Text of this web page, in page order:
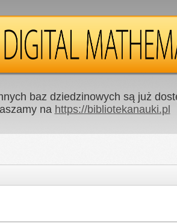
baz dziedzinowych są już
na https://bibliotekanauki.pl